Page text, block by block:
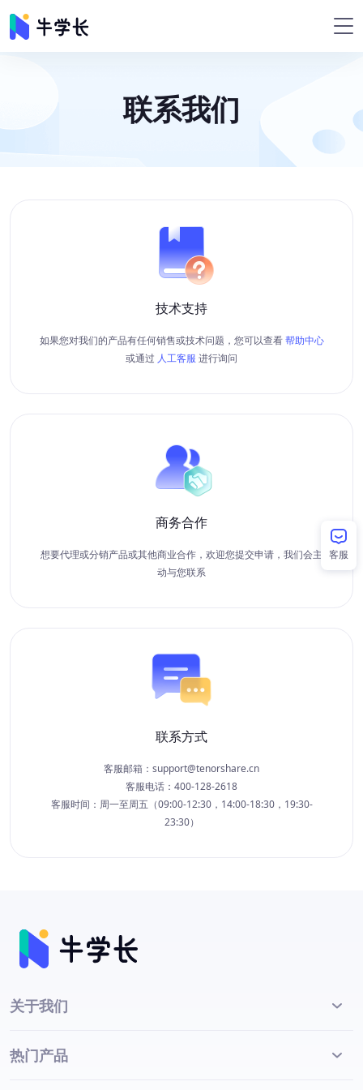
联系我们
技术支持
如果您对我们的产品有任何销售或技术问题，您可以查看帮助中心
或通过 人工客服 进行询问
商务合作
想要代理或分销产品或其他商业合作，欢迎您提交申请，我们会主
动与您联系
联系方式
客服邮箱： support@tenorshare.cn
客服电话：400-128-2618
客服时间：周一至周五（09:00-12:30，14:00-18:30，19:30-
23:30）
关于我们
公司简介
热门产品
客服